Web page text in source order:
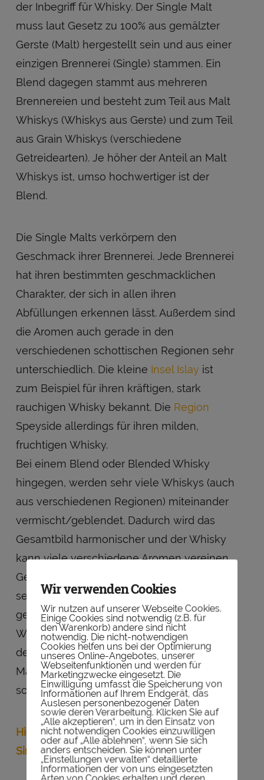
der Inbegriff für Whisky. Der Single Malt
muss laut Gesetz zu 100% aus gemälzter
Gerste (Malt) hergestellt sein und aus einer
einzigen Brennerei (Single) stammen. Ein
Blend dagegen stammt aus mehreren
Brennereien und besteht zum Teil aus Malt
Whiskys (Whiskys aus Gerste) und zum Teil
aus Grain Whiskys (verschiedene
Getreidearten). Je höher der Anteil an Malt
Whiskys ist, umso hochwertiger ist der
Blend.
Die Single Malts verkörpern den
Geschmack ihrer Brennerei. Jede Brennerei
hat ihren bestimmten geschmacklichen
Charakter, der sich in allen ihren
Abfüllungen erkennen lässt. Außerdem sind
die Aromen auch gerade in den
verschiedenen schottischen Regionen sehr
unterschiedlich. Die kleine Insel Islayist
zum Beispiel für ihren kräftigen, stark
rauchigen Whisky bekannt. Die Region
Speyside allerdings für ihren milden,
fruchtigen Whisky.
Bei einem Blend oder Blended Whisky
hingegen, werden sehr viele Whiskys (auch
aus verschiedenen Regionen) miteinander
vermischt/geblendet. Dadurch wird das
Gesamtbild harmonischer und der Whisky
kann viele verschiedene Aromen vereinen.
Gerade wenn der Anteil an Malt Whisky
sehr hoch ist, lassen sich auch sehr
geschmacksintensive und komplexe
Whiskys kreieren. Die Blend Whiskys sind in
den meisten Fällen günstiger als die Single
Malt Whiskys, jedoch nicht immer
schlechter.
Hier erfahrt ihr mehr zum Unterschied von
Single Malt und Blend.
Wir verwenden Cookies
Wir nutzen auf unserer Webseite Cookies.
Einige Cookies sind notwendig (z.B. für
den Warenkorb) andere sind nicht
notwendig. Die nicht-notwendigen
Cookies helfen uns bei der Optimierung
unseres Online-Angebotes, unserer
Webseitenfunktionen und werden für
Marketingzwecke eingesetzt. Die
Einwilligung umfasst die Speicherung von
Informationen auf Ihrem Endgerät, das
Auslesen personenbezogener Daten
sowie deren Verarbeitung. Klicken Sie auf
„Alle akzeptieren“, um in den Einsatz von
nicht notwendigen Cookies einzuwilligen
oder auf „Alle ablehnen“, wenn Sie sich
anders entscheiden. Sie können unter
„Einstellungen verwalten“ detaillierte
Informationen der von uns eingesetzten